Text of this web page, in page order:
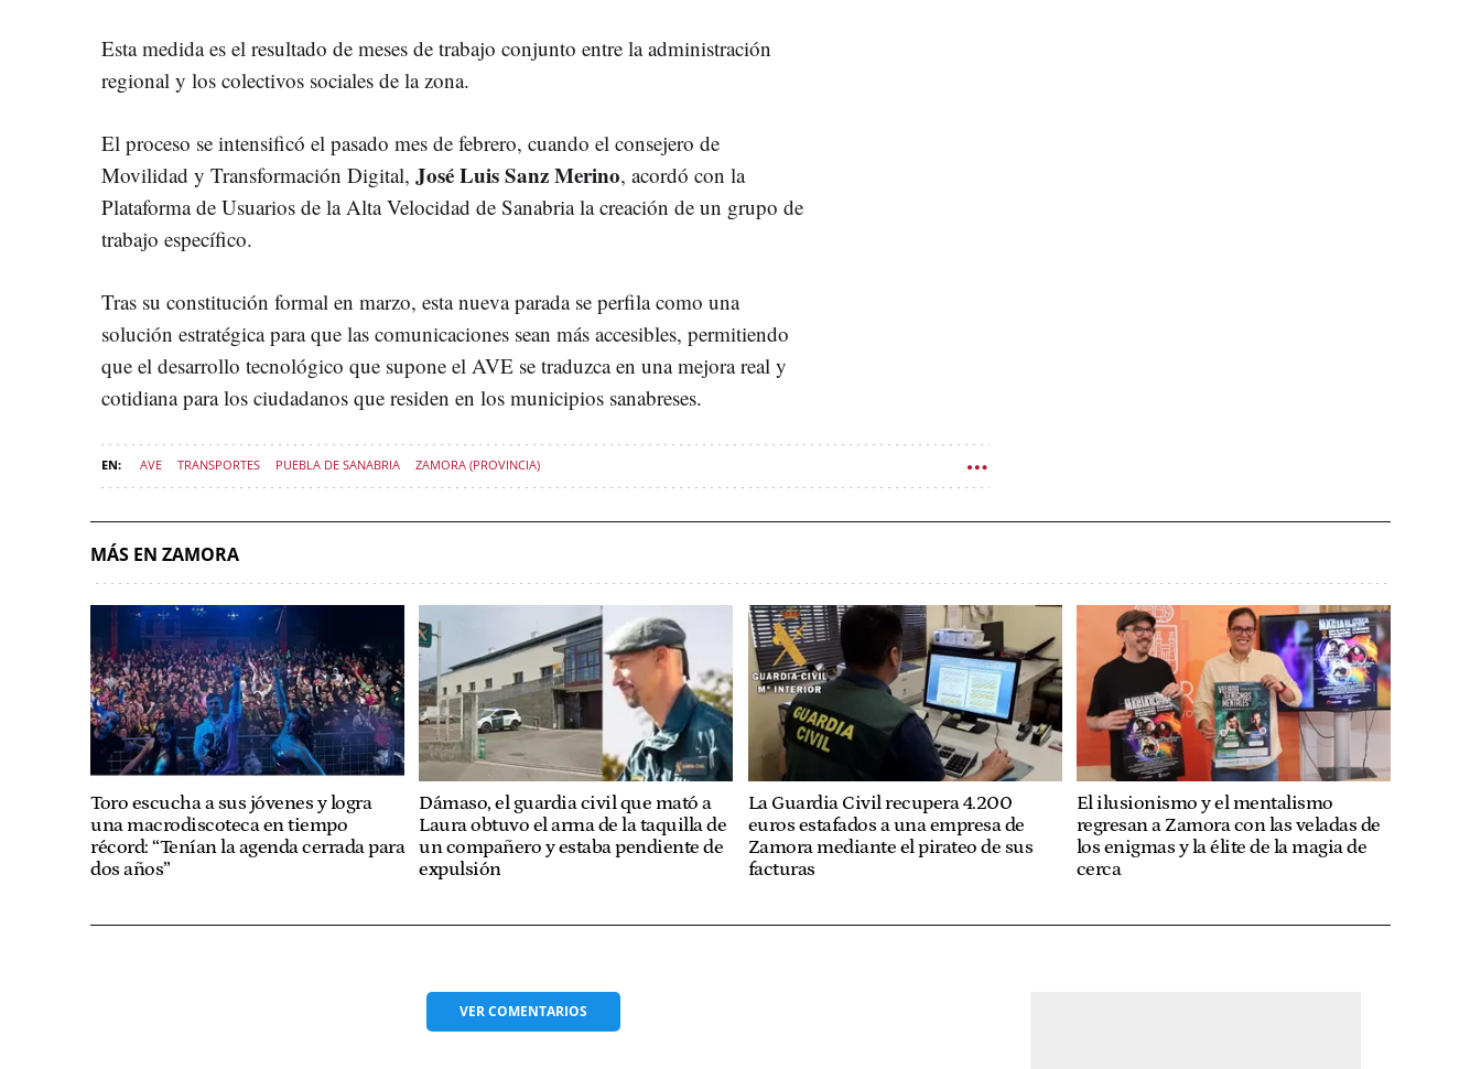
Esta medida es el resultado de meses de trabajo conjunto entre la administración
regional y los colectivos sociales de la zona.
El proceso se intensificó el pasado mes de febrero, cuando el consejero de
Movilidad y Transformación Digital, José Luis Sanz Merino, acordó con la
Plataforma de Usuarios de la Alta Velocidad de Sanabria la creación de un grupo de
trabajo específico.
Tras su constitución formal en marzo, esta nueva parada se perfila como una
solución estratégica para que las comunicaciones sean más accesibles, permitiendo
que el desarrollo tecnológico que supone el AVE se traduzca en una mejora real y
cotidiana para los ciudadanos que residen en los municipios sanabreses.
AVE TRANSPORTES PUEBLA DE SANABRIA ZAMORA (PROVINCIA)
MÁS EN ZAMORA
Toro escucha a sus jóvenes y logra
una macrodiscoteca en tiempo
récord: “Tenían la agenda cerrada para
dos años”
Dámaso, el guardia civil que mató a
Laura obtuvo el arma de la taquilla de
un compañero y estaba pendiente de
expulsión
La Guardia Civil recupera 4.200
euros estafados a una empresa de
Zamora mediante el pirateo de sus
facturas
El ilusionismo y el mentalismo
regresan a Zamora con las veladas de
los enigmas y la élite de la magia de
cerca
VERCOMENTARIOS